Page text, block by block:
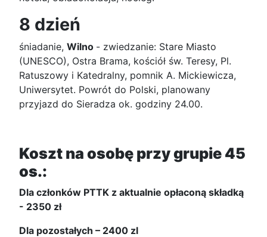
8 dzień
śniadanie, Wilno - zwiedzanie: Stare Miasto
(UNESCO), Ostra Brama, kościół św. Teresy, Pl.
Ratuszowy i Katedralny, pomnik A. Mickiewicza,
Uniwersytet. Powrót do Polski, planowany
przyjazd do Sieradza ok. godziny 24.00.
Koszt na osobę przy grupie 45
os.:
Dla członków PTTK z aktualnie opłaconą składką
- 2350 zł
Dla pozostałych – 2400 zl